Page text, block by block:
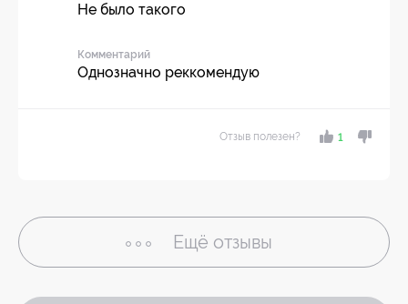
Не было такого
Комментарий
Однозначно реккомендую
Отзыв полезен? 1
Ещё отзывы